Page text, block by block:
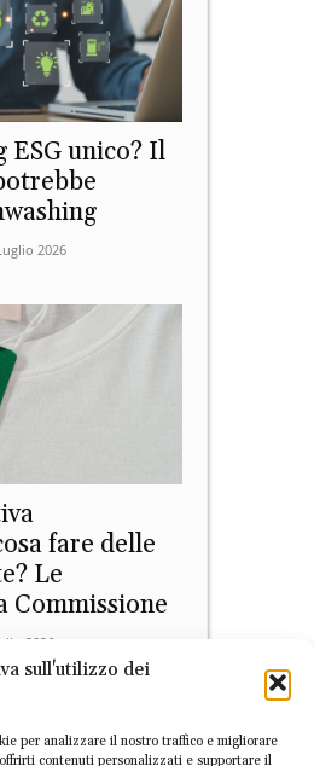
sull'utilizzo dei
per analizzare il nostro traffico e migliorare
contenuti personalizzati e supportare il
ESG unico? Il
2026
fare delle
Le
Commissione
2026